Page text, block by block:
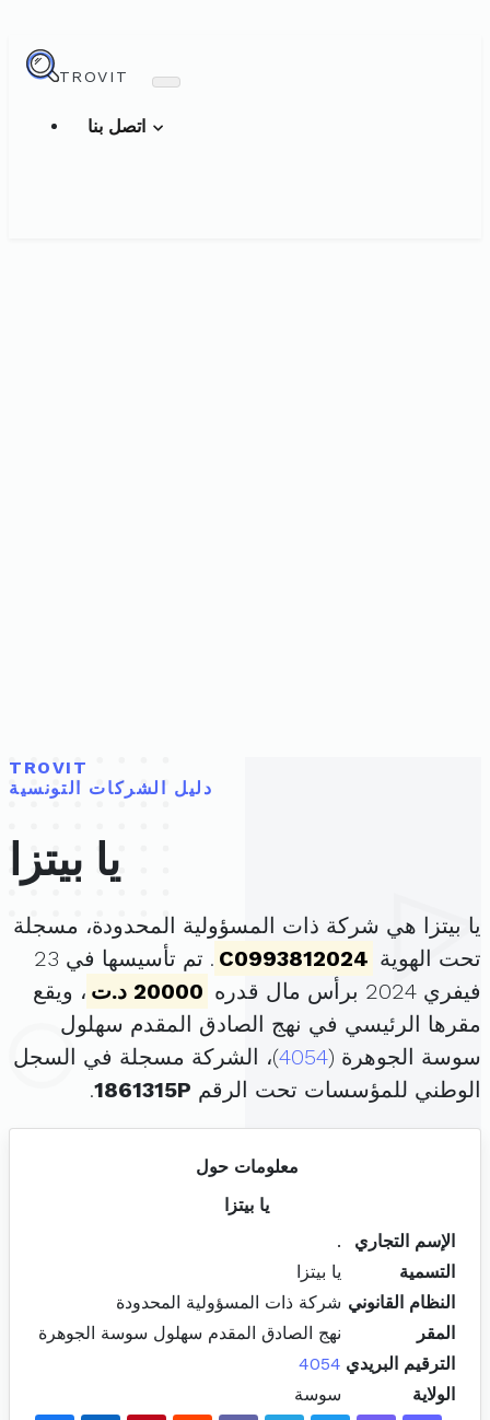
TROVIT
TROVIT
دليل الشركات التونسية
يا بيتزا
يا بيتزا هي شركة ذات المسؤولية المحدودة، مسجلة
تحت الهوية C0993812024
. تم تأسيسها في 23
فيفري 2024 برأس مال قدره
20000 د.ت
، ويقع
مقرها الرئيسي في نهج الصادق المقدم سهلول
سوسة الجوهرة (4054)، الشركة مسجلة في السجل
الوطني للمؤسسات تحت الرقم 1861315P
.
معلومات حول
يا بيتزا
الإسم التجاري
.
التسمية
يا بيتزا
النظام القانوني شركة ذات المسؤولية المحدودة
المقر
نهج الصادق المقدم سهلول سوسة الجوهرة
الترقيم البريدي 4054
الولاية
سوسة